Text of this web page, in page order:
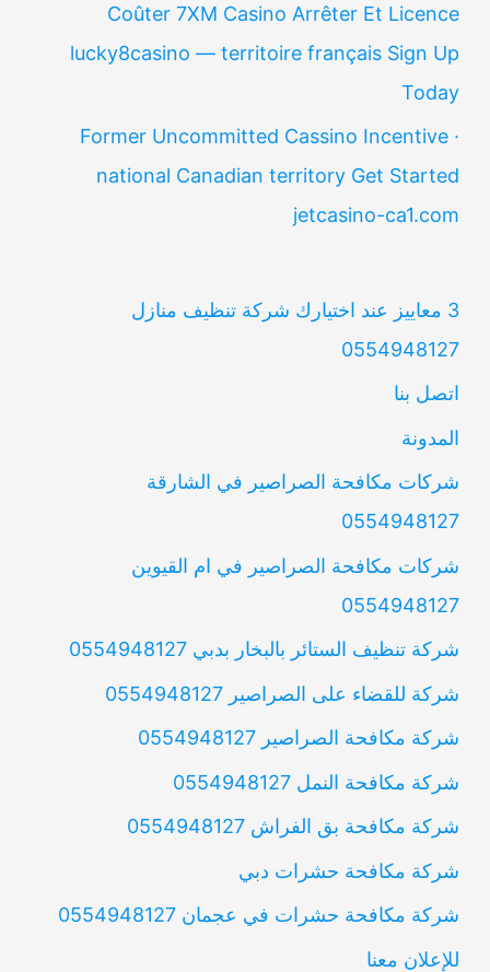
Coûter 7XM Casino Arrêter Et Licence
lucky8casino — territoire français Sign Up
Today
Former Uncommitted Cassino Incentive ·
national Canadian territory Get Started
jetcasino-ca1.com
3 معاييز عند اختيارك شركة تنظيف منازل
0554948127
اتصل بنا
المدونة
شركات مكافحة الصراصير في الشارقة
0554948127
شركات مكافحة الصراصير في ام القيوين
0554948127
شركة تنظيف الستائر بالبخار بدبي 0554948127
شركة للقضاء على الصراصير 0554948127
شركة مكافحة الصراصير 0554948127
شركة مكافحة النمل 0554948127
شركة مكافحة بق الفراش 0554948127
شركة مكافحة حشرات دبي
شركة مكافحة حشرات في عجمان 0554948127
للإعلان معنا